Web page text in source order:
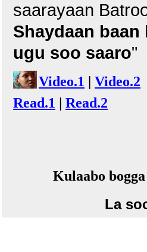
saarayaan
Shaydaan
ugu soo saaro"
Video.1 | Video.2
Read.1 | Read.2
Kulaabo bogga
La